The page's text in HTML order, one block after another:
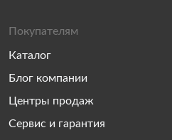
Покупателям
Каталог
Блог компании
Центры продаж
Сервис и гарантия